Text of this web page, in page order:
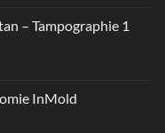
– Tampographie 1
InMold